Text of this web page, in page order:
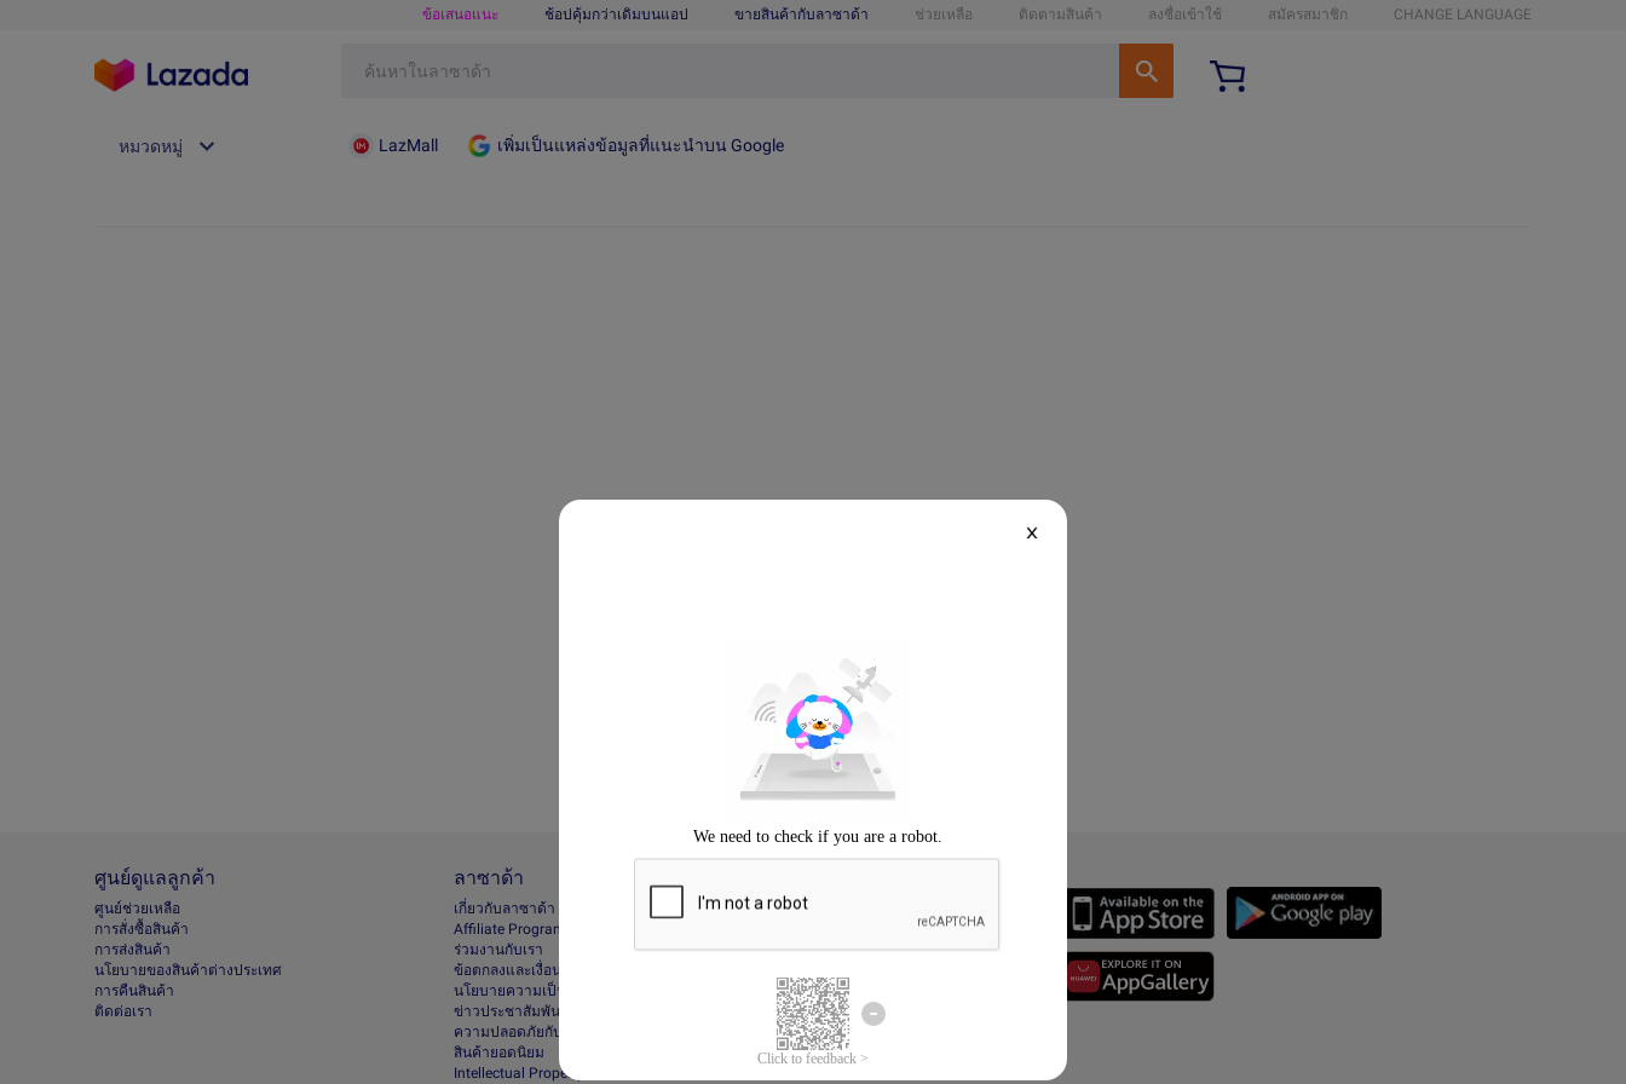
ข้อเสนอแนะ ช้อปคุ้มกว่าเดิมบนแอป ขายสินค้ากับลาซาด้า ช่วยเหลือ ติดตามสินค้า ลงชื่อเข้าใช้ สมัครสมาชิก CHANGE LANGUAGE
หมวดหมู่ LazMall เพิ่มเป็นแหล่งข้อมูลที่แนะนำบน Google
ศูนย์ดูแลลูกค้า
ศูนย์ช่วยเหลือ
การสั่งซื้อสินค้า
การส่งสินค้า
นโยบายของสินค้าต่างประเทศ
การคืนสินค้า
ติดต่อเรา
ลาซาด้า
เกี่ยวกับลาซาด้า
Afﬁliate Program
ร่วมงานกับเรา
ข้อตกลงและเงื่อนไข
นโยบายความเป็นส่วนตัว
ข่าวประชาสัมพันธ์
ความปลอดภัยกับลาซาด้า
สินค้ายอดนิยม
Intellectual Property Protection
Download the App
X